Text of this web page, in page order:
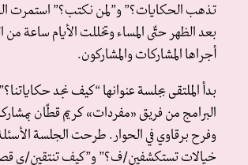
تذهب الحكايات؟” و”لمن نكتب؟” استمرت
بعد الظهر حتّى المساء وتخللت الأيام ساعة من
أجراها المشاركات والمشاركون.
بدأ الملتقى بجلسة عنوانها “كيف نجد
البرامج من فريق «مفردات» كريم قطّان
وفرح برقاوي في الحوار. طرحت الجلسة
خيالات تستكشفين/ف؟” و”كيف تنتقين/ي